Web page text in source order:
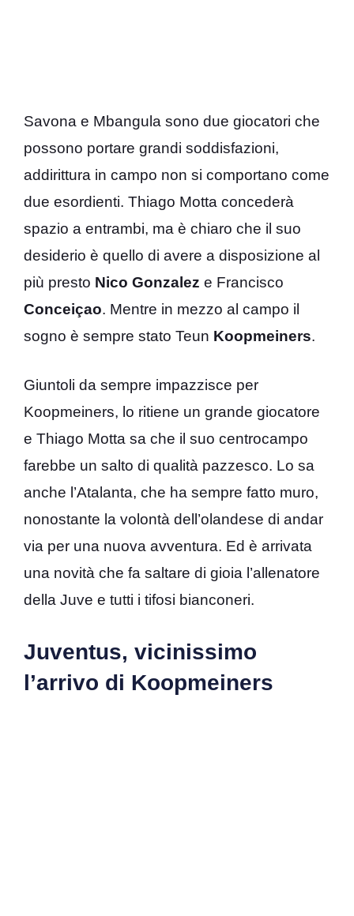
Savona e Mbangula sono due giocatori che
possono portare grandi soddisfazioni,
addirittura in campo non si comportano come
due esordienti. Thiago Motta concederà
spazio a entrambi, ma è chiaro che il suo
desiderio è quello di avere a disposizione al
più presto Nico Gonzalez e Francisco
Conceiçao. Mentre in mezzo al campo il
sogno è sempre stato Teun Koopmeiners.
Giuntoli da sempre impazzisce per
Koopmeiners, lo ritiene un grande giocatore
e Thiago Motta sa che il suo centrocampo
farebbe un salto di qualità pazzesco. Lo sa
anche l’Atalanta, che ha sempre fatto muro,
nonostante la volontà dell’olandese di andar
via per una nuova avventura. Ed è arrivata
una novità che fa saltare di gioia l’allenatore
della Juve e tutti i tifosi bianconeri.
Juventus, vicinissimo
l’arrivo di Koopmeiners